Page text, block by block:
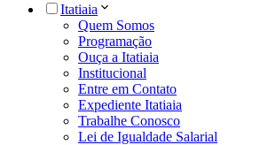
Itatiaia
Quem Somos
Programação
Ouça a Itatiaia
Institucional
Entre em Contato
Expediente Itatiaia
Trabalhe Conosco
Lei de Igualdade Salarial